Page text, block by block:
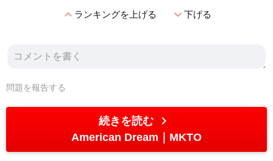
expand_lessランキングを上げる expand_more下げる
問題を報告する
続きを読む chevron_right
American Dream MKTO